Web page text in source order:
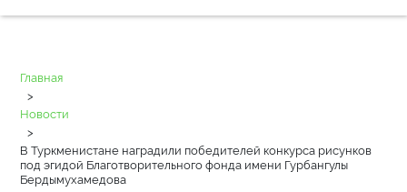
Главная
>
Новости
>
В Туркменистане наградили победителей конкурса рисунков
под эгидой Благотворительного фонда имени Гурбангулы
Бердымухамедова